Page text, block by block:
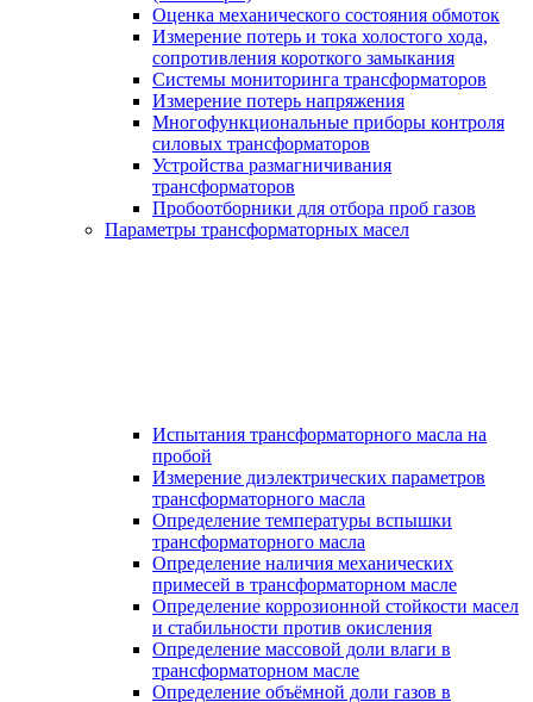
Оценка механического состояния обмоток
Измерение потерь и тока холостого хода,
сопротивления короткого замыкания
Системы мониторинга трансформаторов
Измерение потерь напряжения
Многофункциональные приборы контроля
силовых трансформаторов
Устройства размагничивания
трансформаторов
Пробоотборники для отбора проб газов
Параметры трансформаторных масел
Испытания трансформаторного масла на
пробой
Измерение диэлектрических параметров
трансформаторного масла
Определение температуры вспышки
трансформаторного масла
Определение наличия механических
примесей в трансформаторном масле
Определение коррозионной стойкости масел
и стабильности против окисления
Определение массовой доли влаги в
трансформаторном масле
Определение объёмной доли газов в